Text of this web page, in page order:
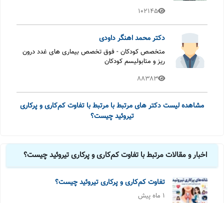
102145
دکتر محمد اهنگر داودی
متخصص کودکان - فوق تخصص بیماری های غدد درون
ریز و متابولیسم کودکان
88383
مشاهده لیست دکتر های مرتبط با مرتبط با تفاوت کم‌کاری و پرکاری
تیروئید چیست؟
اخبار و مقالات مرتبط با تفاوت کم‌کاری و پرکاری تیروئید چیست؟
تفاوت کم‌کاری و پرکاری تیروئید چیست؟
1 ماه پیش